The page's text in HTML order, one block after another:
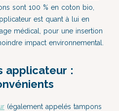
sont 100 % en coton bio,
est quant à lui en
médical, pour une insertion
impact environnemental.
applicateur :
(également appelés tampons